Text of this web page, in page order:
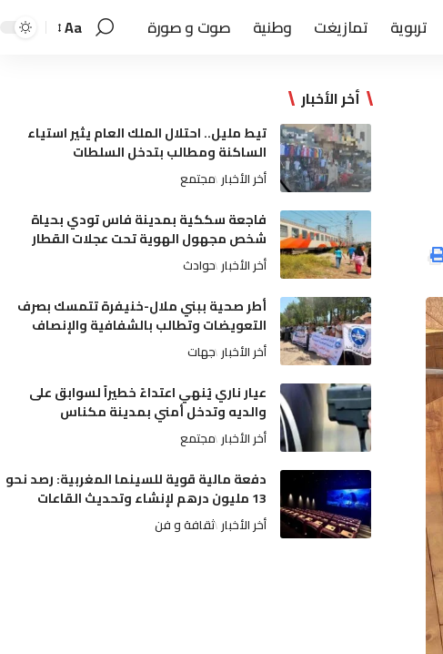
تربوية تمازيغت وطنية صوت و صورة Aa
أخر الأخبار
تيط مليل.. احتلال الملك العام يثير استياء
الساكنة ومطالب بتدخل السلطات
أخر الأخبار مجتمع
فاجعة سككية بمدينة فاس تودي بحياة
شخص مجهول الهوية تحت عجلات القطار
أخر الأخبار حوادث
أطر صحية ببني ملال-خنيفرة تتمسك بصرف
التعويضات وتطالب بالشفافية والإنصاف
أخر الأخبار جهات
عيار ناري يُنهي اعتداءً خطيراً لسوابق على
والديه وتدخل أمني بمدينة مكناس
أخر الأخبار مجتمع
دفعة مالية قوية للسينما المغربية: رصد نحو
13 مليون درهم لإنشاء وتحديث القاعات
أخر الأخبار ثقافة و فن